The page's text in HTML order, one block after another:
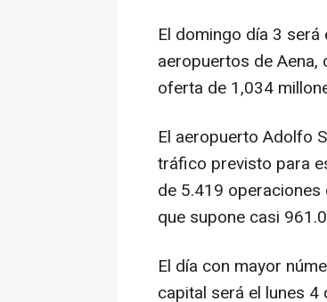
El domingo día 3
aeropuertos de
oferta de 1,034
El aeropuerto Adolfo
tráfico previsto para
de 5.419
que supone casi
El día con mayor
capital será el lunes